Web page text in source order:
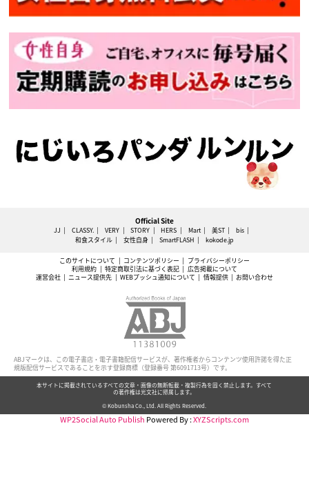
Official Site
JJ CLASSY. VERY STORY HERS Mart 美ST
bis
和食スタイル
女性自身 SmartFLASH kokode.jp
このサイトについて コンテンツポリシー
プライバシーポリシー
利用規約
特定商取引法に基づく表記
広告掲載について
運営会社
ニュース提供先 WEBプッシュ通知について 情報提供 お問い合わせ
ABJマークは、この電子書店・電子書籍配信サービスが、著作権者からコンテンツ使用許諾を得た正
規版配信サービスであることを示す登録商標（登録番号 第6091713号）です。
本サイトに掲載されているすべての文章・画像の無断転載・複製行為を固く禁止します。すべて
の著作権は光文社に帰属します。
© Kobunsha Co., Ltd. All Rights Reserved.
WP2Social Auto Publish Powered By :XYZScripts.com